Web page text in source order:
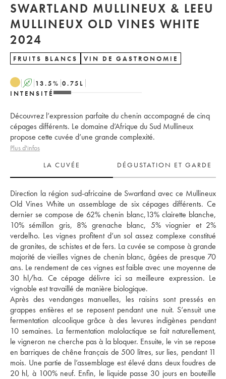
SWARTLAND MULLINEUX & LEEU
MULLINEUX OLD VINES WHITE
2024
FRUITS BLANCS VIN DE GASTRONOMIE
A 13.5% 0.75 L
INTENSITÉ
Découvrez l’expression parfaite du chenin accompagné de cinq
cépages différents. Le domaine d’Afrique du Sud Mullineux
propose cette cuvée d’une grande complexité.
Plus d'infos
LA CUVÉE
DÉGUSTATION ET GARDE
Direction la région sud-africaine de Swartland avec ce Mullineux
Old Vines White un assemblage de six cépages différents. Ce
dernier se compose de 62% chenin blanc,13% clairette blanche,
10% sémillon gris, 8% grenache blanc, 5% viognier et 2%
verdelho. Les vignes profitent d’un sol assez complexe constitué
de granites, de schistes et de fers. La cuvée se compose à grande
majorité de vieilles vignes de chenin blanc, âgées de presque 70
ans. Le rendement de ces vignes est faible avec une moyenne de
30 hl/ha. Ce cépage délivre ici sa meilleure expression. Le
vignoble est travaillé de manière biologique.
Après des vendanges manuelles, les raisins sont pressés en
grappes entières et se reposent pendant une nuit. S’ensuit une
fermentation alcoolique grâce à des levures indigènes pendant
10 semaines. La fermentation malolactique se fait naturellement,
le vigneron ne cherche pas à la bloquer. Ensuite, le vin se repose
en barriques de chêne français de 500 litres, sur lies, pendant 11
mois. Une partie de l’assemblage est élevé dans deux foudres de
20 hl, à 100% neuf. Enfin, le liquide passe 30 jours en bouteille